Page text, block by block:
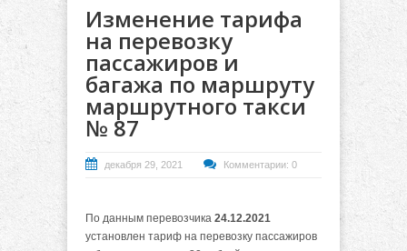
Изменение тарифа
на перевозку
пассажиров и
багажа по маршруту
маршрутного такси
№ 87
декабря 29, 2021 Комментарии: 0
По данным перевозчика 24.12.2021
установлен тариф на перевозку пассажиров